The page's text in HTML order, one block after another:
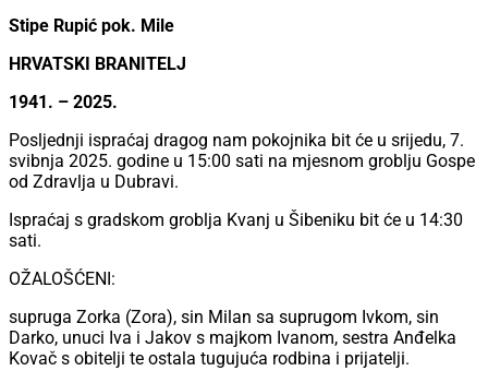
Stipe Rupić pok. Mile
HRVATSKI BRANITELJ
1941. – 2025.
Posljednji ispraćaj dragog nam pokojnika bit će u srijedu, 7.
svibnja 2025. godine u 15:00 sati na mjesnom groblju Gospe
od Zdravlja u Dubravi.
Ispraćaj s gradskom groblja Kvanj u Šibeniku bit će u 14:30
sati.
OŽALOŠĆENI:
supruga Zorka (Zora), sin Milan sa suprugom Ivkom, sin
Darko, unuci Iva i Jakov s majkom Ivanom, sestra Anđelka
Kovač s obitelji te ostala tugujuća rodbina i prijatelji.